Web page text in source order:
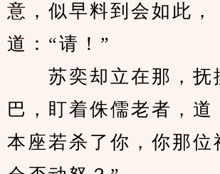
意，似早料到会如此，
道：“请！”
苏奕却立在那，抚
巴，盯着侏儒老者，道
本座若杀了你，你那位